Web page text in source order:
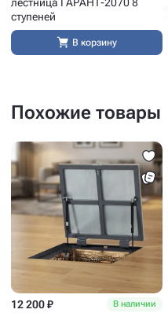
ступеней
В корзину
Похожие товары
12 200 ₽ В наличии